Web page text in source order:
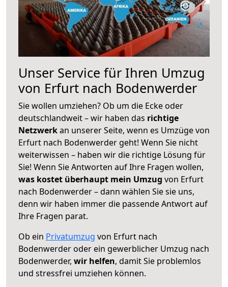
Unser Service für Ihren Umzug
von Erfurt nach Bodenwerder
Sie wollen umziehen? Ob um die Ecke oder
deutschlandweit – wir haben das richtige
Netzwerkan unserer Seite, wenn es Umzüge von
Erfurt nach Bodenwerder geht! Wenn Sie nicht
weiterwissen – haben wir die richtige Lösung für
Sie! Wenn Sie Antworten auf Ihre Fragen wollen,
was kostet überhaupt mein Umzug von Erfurt
nach Bodenwerder – dann wählen Sie sie uns,
denn wir haben immer die passende Antwort auf
Ihre Fragen parat.
Ob ein Privatumzug von Erfurt nach
Bodenwerder oder ein gewerblicher Umzug nach
Bodenwerder, wir helfen, damit Sie problemlos
und stressfrei umziehen können.